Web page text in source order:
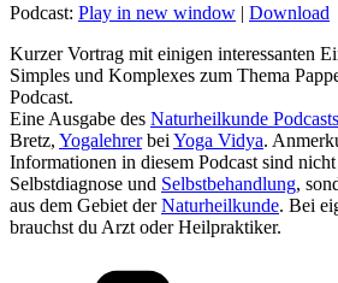
Podcast: Play in new window | Download
Kurzer Vortrag mit einigen interessanten
Simples und Komplexes zum Thema
Podcast.
Eine Ausgabe des Naturheilkunde Podcasts
Bretz, Yogalehrerbei Yoga Vidya.
Informationen in diesem Podcast sind
Selbstdiagnose und Selbstbehandlung,
aus dem Gebiet derNaturheilkunde. Bei
brauchst du Arzt oder Heilpraktiker.